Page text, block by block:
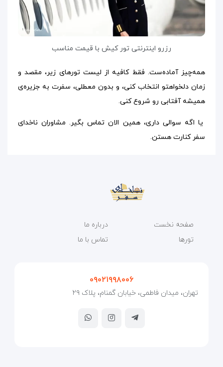
رزرو اینترنتی تور کیش با قیمت مناسب
همه‌چیز آماده‌ست. فقط کافیه از لیست تورهای زیر، مقصد و
زمان دلخواهتو انتخاب کنی، و بدون معطلی، سفرت به جزیره‌ی
همیشه آفتابی رو شروع کنی.
یا اگه سوالی داری، همین الان تماس بگیر. مشاوران ناخدای
سفر کنارت هستن.
صفحه نخست
تورها
درباره ما
تماس با ما
۰۹۰۲۱۹۹۸۰۰۶
تهران، میدان فاطمی، خیابان گمنام، پلاک ۲۹